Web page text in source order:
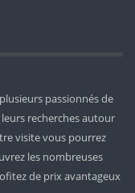
passionnés de
recherches autour
visite vous pourrez
les nombreuses
de prix avantageux